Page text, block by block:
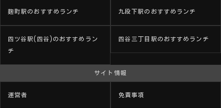
麹町駅のおすすめランチ 九段下駅のおすすめランチ
四ツ谷駅(四谷)のおすすめラン
チ
四谷三丁目駅のおすすめランチ
サイト情報
運営者 免責事項